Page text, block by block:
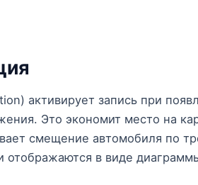
активирует запись при
Это экономит место на
смещение автомобиля по
в виде